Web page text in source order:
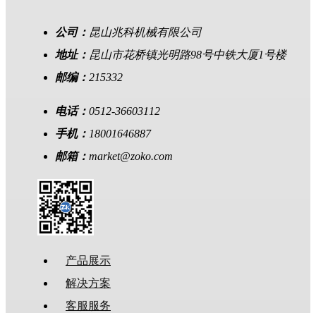
公司： 昆山兆科机械有限公司
地址： 昆山市花桥镇光明路98号中铁大厦1号楼
邮编： 215332
电话： 0512-36603112
手机： 18001646887
邮箱： market@zoko.com
产品展示
解决方案
客服服务